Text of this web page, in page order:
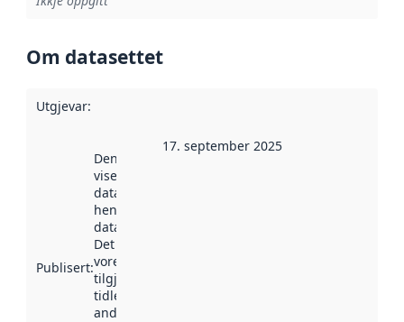
Om datasettet
Utgjevar:
Publisert:
Denne datoen
viser når
datasettet vart
henta inn av
data.norge.no.
Det kan ha
vore
tilgjengeleg
tidlegare
andre stader.
17. september 2025